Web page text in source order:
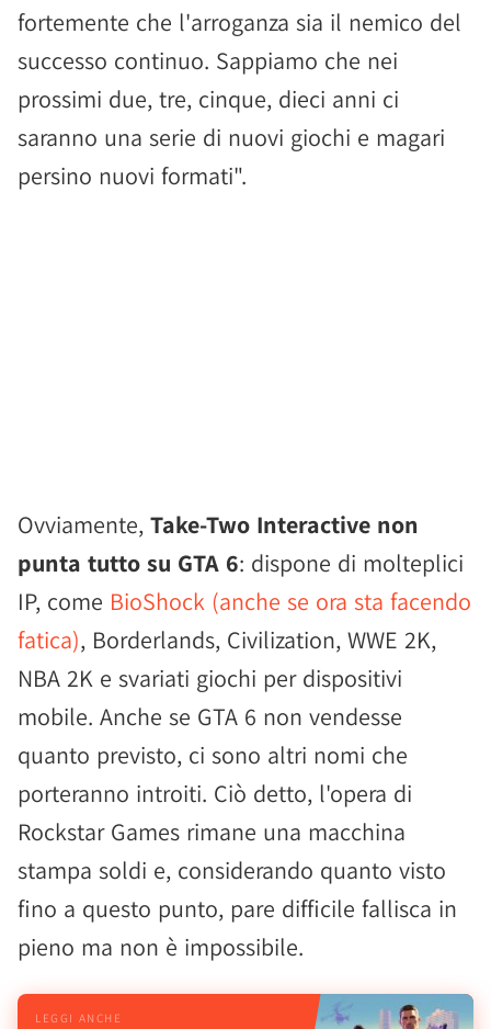
fortemente che l'arroganza sia il nemico del
successo continuo. Sappiamo che nei
prossimi due, tre, cinque, dieci anni ci
saranno una serie di nuovi giochi e magari
persino nuovi formati".
Ovviamente, Take-Two Interactive non
punta tutto su GTA 6: dispone di molteplici
IP, come BioShock (anche se ora sta facendo
fatica), Borderlands, Civilization, WWE 2K,
NBA 2K e svariati giochi per dispositivi
mobile. Anche se GTA 6 non vendesse
quanto previsto, ci sono altri nomi che
porteranno introiti. Ciò detto, l'opera di
Rockstar Games rimane una macchina
stampa soldi e, considerando quanto visto
fino a questo punto, pare difficile fallisca in
pieno ma non è impossibile.